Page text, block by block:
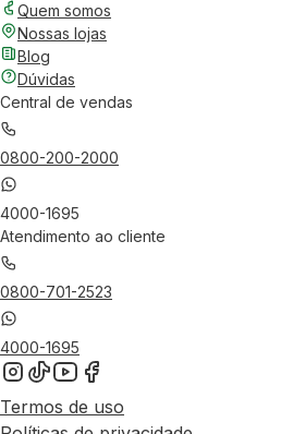
Quem somos
Nossas lojas
Blog
Dúvidas
Central de vendas
0800-200-2000
4000-1695
Atendimento ao cliente
0800-701-2523
4000-1695
Termos de uso